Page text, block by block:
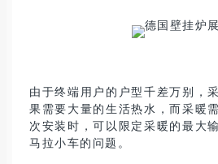
由于终端用户的户型千差万别，
果需要大量的生活热水，而采暖
次安装时，可以限定采暖的最大
马拉小车的问题。